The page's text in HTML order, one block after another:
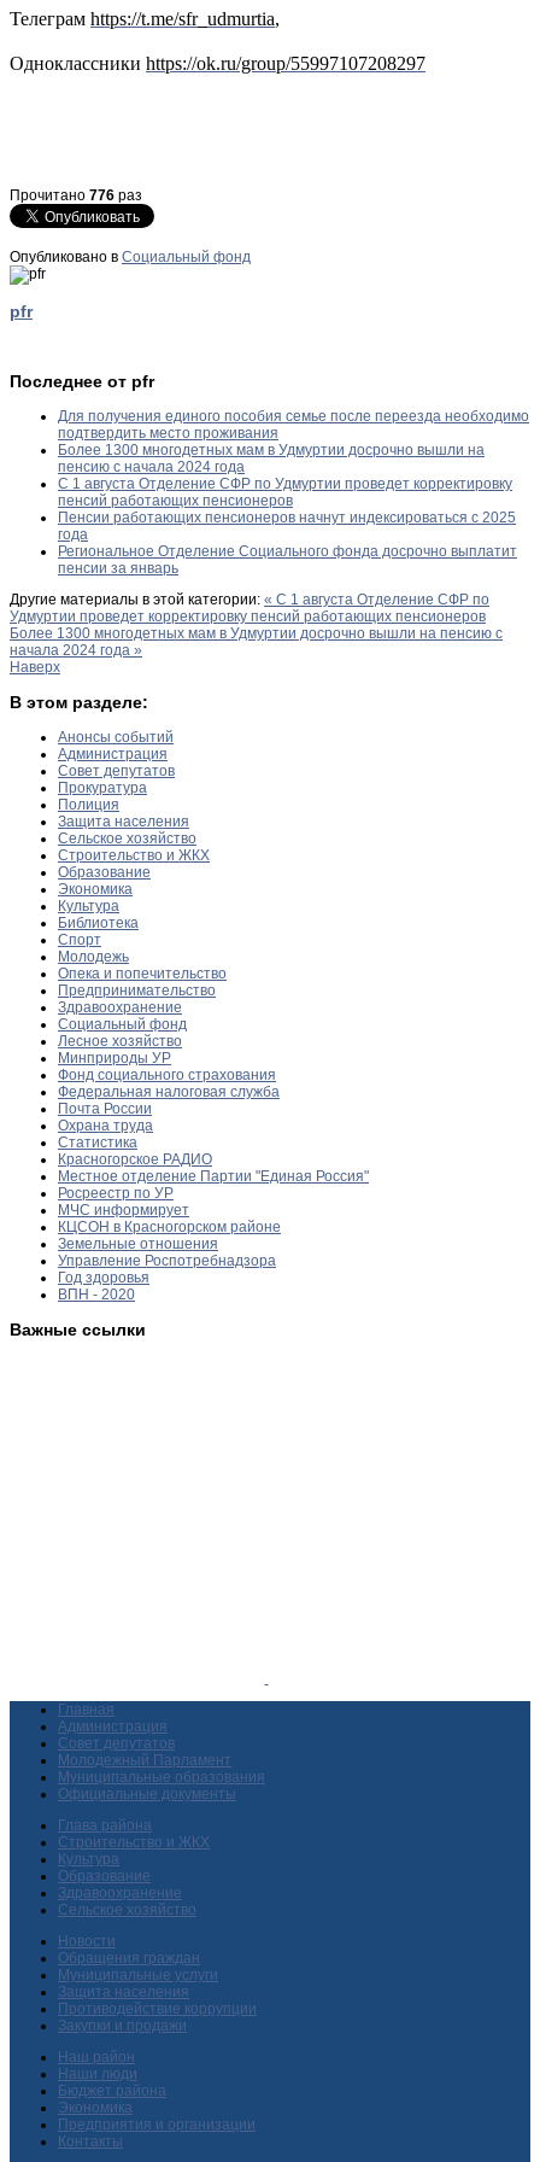
Телеграм https://t.me/sfr_udmurtia,
Одноклассники https://ok.ru/group/55997107208297
Прочитано 776 раз
Опубликовано в Социальный фонд
pfr
Последнее от pfr
Для получения единого пособия семье после переезда необходимо
подтвердить место проживания
Более 1300 многодетных мам в Удмуртии досрочно вышли на
пенсию с начала 2024 года
С 1 августа Отделение СФР по Удмуртии проведет корректировку
пенсий работающих пенсионеров
Пенсии работающих пенсионеров начнут индексироваться с 2025
года
Региональное Отделение Социального фонда досрочно выплатит
пенсии за январь
Другие материалы в этой категории: « С 1 августа Отделение СФР по
Удмуртии проведет корректировку пенсий работающих пенсионеров
Более 1300 многодетных мам в Удмуртии досрочно вышли на пенсию с
начала 2024 года »
Наверх
В этом разделе:
Анонсы событий
Администрация
Совет депутатов
Прокуратура
Полиция
Защита населения
Сельское хозяйство
Строительство и ЖКХ
Образование
Экономика
Культура
Библиотека
Спорт
Молодежь
Опека и попечительство
Предпринимательство
Здравоохранение
Социальный фонд
Лесное хозяйство
Минприроды УР
Фонд социального страхования
Федеральная налоговая служба
Почта России
Охрана труда
Статистика
Красногорское РАДИО
Местное отделение Партии "Единая Россия"
Росреестр по УР
МЧС информирует
КЦСОН в Красногорском районе
Земельные отношения
Управление Роспотребнадзора
Год здоровья
ВПН - 2020
Важные ссылки
Главная
Администрация
Совет депутатов
Молодежный Парламент
Муниципальные образования
Официальные документы
Глава района
Строительство и ЖКХ
Культура
Образование
Здравоохранение
Сельское хозяйство
Новости
Обращения граждан
Муниципальные услуги
Защита населения
Противодействие коррупции
Закупки и продажи
Наш район
Наши люди
Бюджет района
Экономика
Предприятия и организации
Контакты